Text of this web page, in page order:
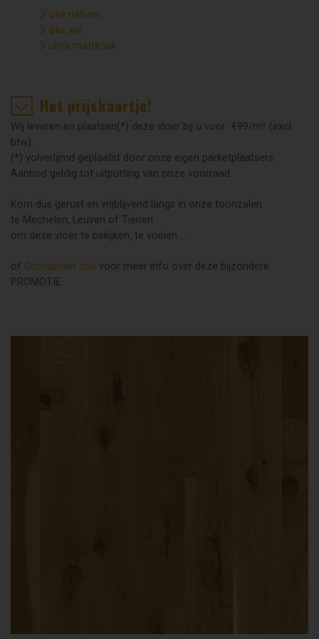
olie naturel
olie wit
ultra matte lak
Het prijskaartje!
Wij leveren en plaatsen(*) deze vloer bij u voor €99/m² (excl
btw).
(*) volverlijmd geplaatst door onze eigen parketplaatsers.
Aanbod geldig tot uitputting van onze voorraad.
Kom dus gerust en vrijblijvend langs in onze toonzalen
te Mechelen, Leuven of Tienen
om deze vloer te bekijken, te voelen …
of Contacteer ons voor meer info over deze bijzondere
PROMOTIE.